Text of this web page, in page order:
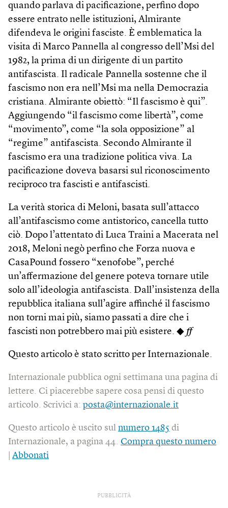
quando parlava di pacificazione, perfino dopo
essere entrato nelle istituzioni, Almirante
difendeva le origini fasciste. È emblematica la
visita di Marco Pannella al congresso dell’Msi del
1982, la prima di un dirigente di un partito
antifascista. Il radicale Pannella sostenne che il
fascismo non era nell’Msi ma nella Democrazia
cristiana. Almirante obiettò: “Il fascismo è qui”.
Aggiungendo “il fascismo come libertà”, come
“movimento”, come “la sola opposizione” al
“regime” antifascista. Secondo Almirante il
fascismo era una tradizione politica viva. La
pacificazione doveva basarsi sul riconoscimento
reciproco tra fascisti e antifascisti.
La verità storica di Meloni, basata sull’attacco
all’antifascismo come antistorico, cancella tutto
ciò. Dopo l’attentato di Luca Traini a Macerata nel
2018, Meloni negò perfino che Forza nuova e
CasaPound fossero “xenofobe”, perché
un’affermazione del genere poteva tornare utile
solo all’ideologia antifascista. Dall’insistenza della
repubblica italiana sull’agire affinché il fascismo
non torni mai più, siamo passati a dire che i
fascisti non potrebbero mai più esistere. ◆ ff
Questo articolo è stato scritto per Internazionale.
Internazionale pubblica ogni settimana una pagina di
lettere. Ci piacerebbe sapere cosa pensi di questo
articolo. Scrivici a: posta@internazionale.it
Questo articolo è uscito sul numero 1485 di
Internazionale, a pagina 44. Compra questo numero
Abbonati
PUBBLICITÀ